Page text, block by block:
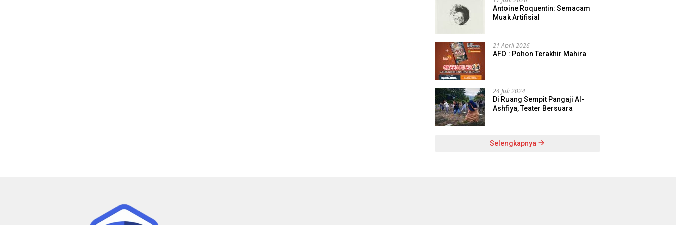
Antoine Roquentin: Semacam
Muak Artifisial
21 April 2026
AFO : Pohon Terakhir Mahira
24 Juli 2024
Di Ruang Sempit Pangaji Al-
Ashfiya, Teater Bersuara
Selengkapnya